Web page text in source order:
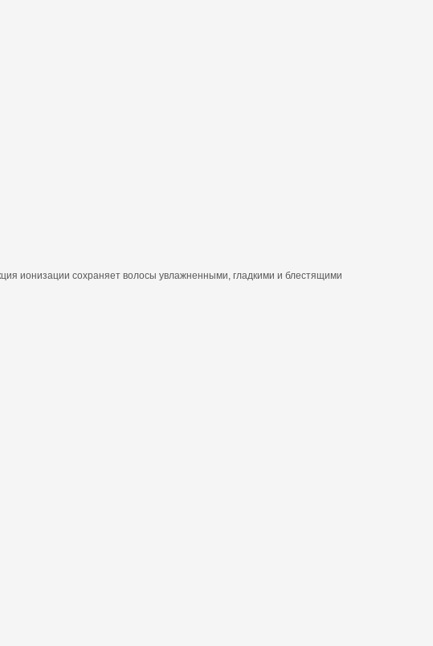
ионизации сохраняет волосы увлажненными, гладкими и блестящими